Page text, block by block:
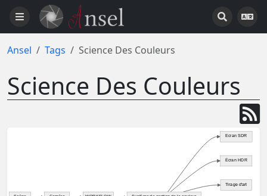
Ansel Tags Science Des Couleurs
Science Des Couleurs